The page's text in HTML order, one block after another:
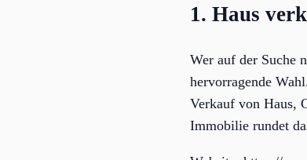
1. Haus
Wer auf der Suche
hervorragende
Verkauf von Haus,
Immobilie rundet